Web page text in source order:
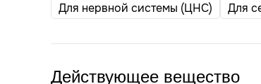
Для нервной системы (ЦНС)
Для
Действующее вещество